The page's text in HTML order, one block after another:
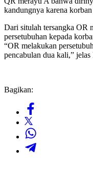
kandungnya karena
Dari situlah tersangka OR
persetubuhan kepada
“OR melakukan
pencabulan dua kali,”
Bagikan: